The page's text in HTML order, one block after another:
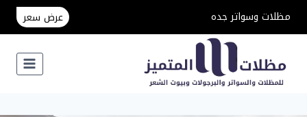
التجاوزمظلات وسواتر جده عرض سعر